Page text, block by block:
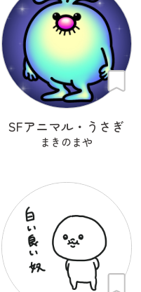
SFアニマル・うさぎ
まきのまや